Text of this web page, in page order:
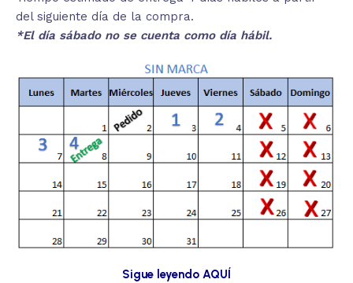
del siguiente día de la compra.
*El día sábado no se cuenta como día hábil.
Sigue leyendo AQUÍ